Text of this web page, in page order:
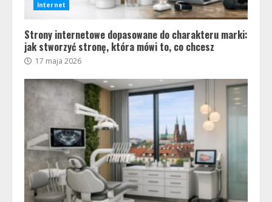
Internet
Strony internetowe dopasowane do charakteru marki:
jak stworzyć stronę, która mówi to, co chcesz
17 maja 2026